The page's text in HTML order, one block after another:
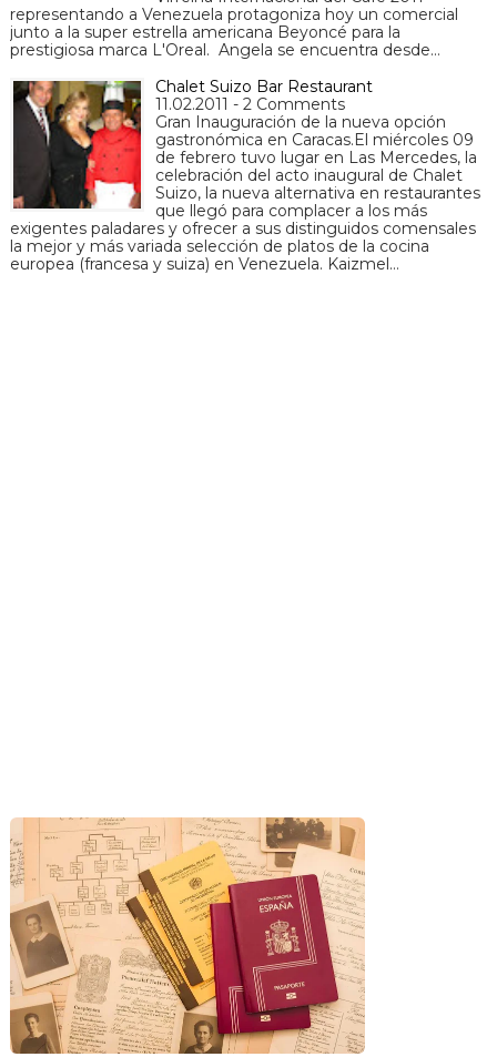
representando a Venezuela protagoniza hoy un comercial
junto a la super estrella americana Beyoncé para la
prestigiosa marca L'Oreal. Angela se encuentra desde…
Chalet Suizo Bar Restaurant
11.02.2011 - 2 Comments
Gran Inauguración de la nueva opción
gastronómica en Caracas.El miércoles 09
de febrero tuvo lugar en Las Mercedes, la
celebración del acto inaugural de Chalet
Suizo, la nueva alternativa en restaurantes
que llegó para complacer a los más
exigentes paladares y ofrecer a sus distinguidos comensales
la mejor y más variada selección de platos de la cocina
europea (francesa y suiza) en Venezuela. Kaizmel…